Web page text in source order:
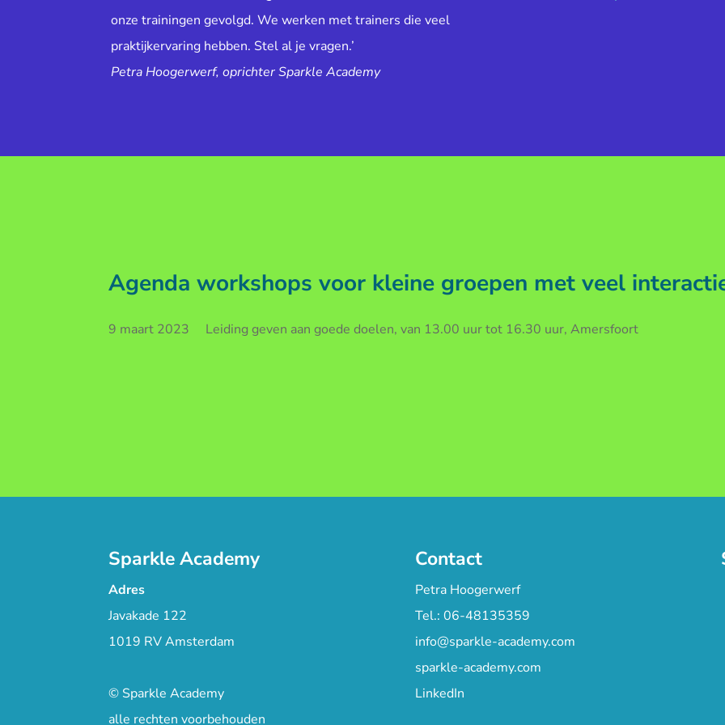
onze trainingen gevolgd. We werken met trainers die veel
praktijkervaring hebben. Stel al je vragen.’
Petra Hoogerwerf, oprichter Sparkle Academy
Agenda workshops voor kleine groepen met veel
9 maart 2023 Leiding geven aan goede doelen, van 13.00 uur tot 16.30 uur, Amersfoort
Sparkle Academy
Adres
Javakade 122
1019 RV Amsterdam
© Sparkle Academy
alle rechten voorbehouden
Contact
Petra Hoogerwerf
Tel.: 06-48135359
info@sparkle-academy.com
sparkle-academy.com
LinkedIn